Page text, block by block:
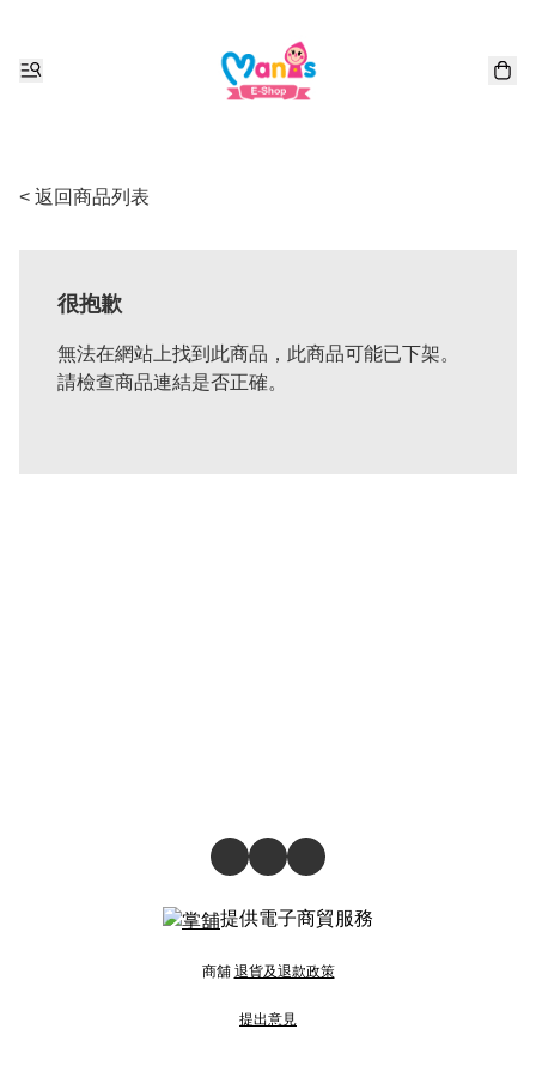
< 返回商品列表
很抱歉
無法在網站上找到此商品，此商品可能已下架。
請檢查商品連結是否正確。
提供電子商貿服務
商舖 退貨及退款政策
提出意見